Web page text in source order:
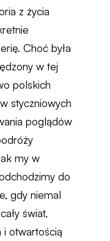
z życia
Choć była
w tej
polskich
styczniowych
poglądów
my w
do
gdy niemal
świat,
i otwartością